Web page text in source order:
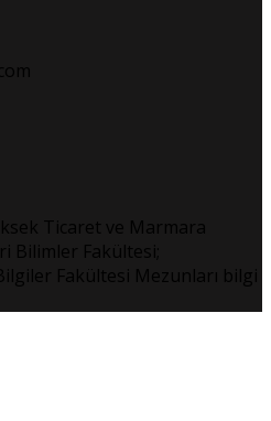
Ticaret ve Marmara
Bilimler Fakültesi;
Fakültesi Mezunları bilgi